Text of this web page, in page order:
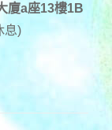
廈a座13樓1B
息)